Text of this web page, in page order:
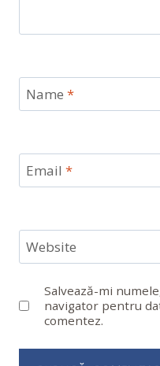
Name *
Email *
Website
Salvează-mi
navigator pentru
comentez.